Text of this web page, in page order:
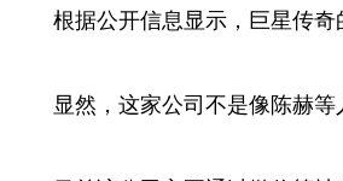
根据公开信息显示，巨星传奇的
显然，这家公司不是像陈赫等人